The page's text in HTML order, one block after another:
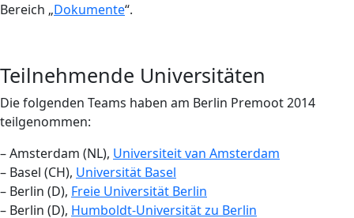
Bereich „Dokumente“.
Teilnehmende Universitäten
Die folgenden Teams haben am Berlin Premoot 2014
teilgenommen:
– Amsterdam (NL), Universiteit van Amsterdam
– Basel (CH), Universität Basel
– Berlin (D), Freie Universität Berlin
– Berlin (D), Humboldt-Universität zu Berlin